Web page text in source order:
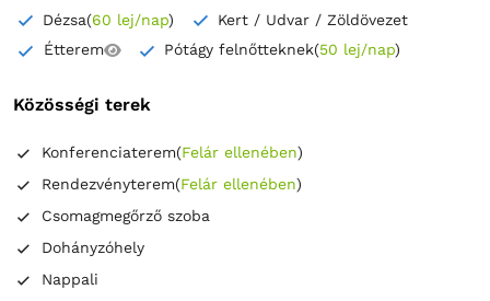
Dézsa(60 lej/nap)
Kert / Udvar / Zöldövezet
Étterem
Pótágy felnőtteknek(50 lej/nap)
Közösségi terek
Konferenciaterem(Felár ellenében)
Rendezvényterem(Felár ellenében)
Csomagmegőrző szoba
Dohányzóhely
Nappali